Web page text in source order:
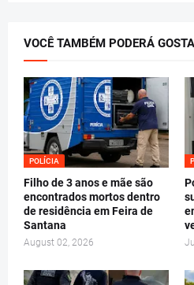
VOCÊ TAMBÉM PODERÁ
POLÍCIA
Filho de 3 anos e mãe são
encontrados mortos dentro
de residência em Feira de
Santana
August 02, 2026